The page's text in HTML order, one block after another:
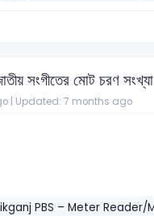
সংগীতের মোট চরণ
| Updated: 7 months ago
PBS – Meter Reader/